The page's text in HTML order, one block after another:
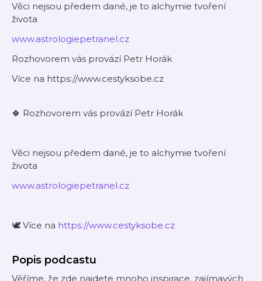
Věci nejsou předem dané, je to alchymie tvoření
života
www.astrologiepetranel.cz
Rozhovorem vás provází Petr Horák
Více na https://www.cestyksobe.cz
🍀 Rozhovorem vás provází Petr Horák
Věci nejsou předem dané, je to alchymie tvoření
života
www.astrologiepetranel.cz
🕊️ Více na https://www.cestyksobe.cz
Popis podcastu
Věříme, že zde najdete mnoho inspirace, zajímavých